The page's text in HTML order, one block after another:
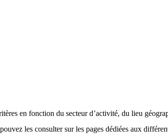
en fonction du secteur d’activité, du lieu
les consulter sur les pages dédiées aux